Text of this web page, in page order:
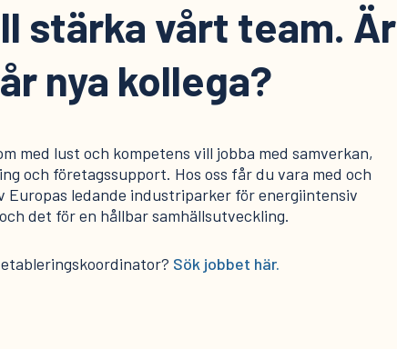
stärka vårt team. Är
nya kollega?
med lust och kompetens vill jobba med samverkan,
och företagssupport. Hos oss får du vara med och
Europas ledande industriparker för energiintensiv
det för en hållbar samhällsutveckling.
Sök jobbet här.